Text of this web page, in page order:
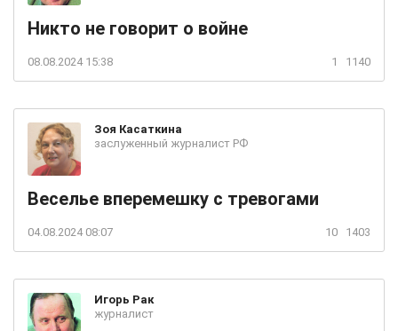
Никто не говорит о войне
08.08.2024 15:38 1 1140
Зоя Касаткина
заслуженный журналист РФ
Веселье вперемешку с тревогами
04.08.2024 08:07 10 1403
Игорь Рак
журналист